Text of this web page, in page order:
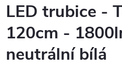
LED trubice -
120cm -
neutrální bílá